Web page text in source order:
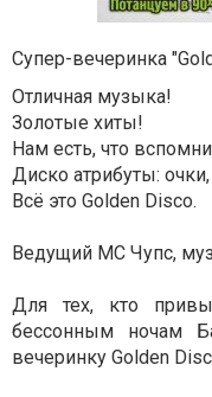
Супер-вечеринка
Отличная музыка!
Золотые хиты!
Нам есть, что
Диско атрибуты: очки,
Всё это Golden Disco.
Ведущий MC Чупс,
Для тех, кто
бессонным ночам
вечеринку Golden